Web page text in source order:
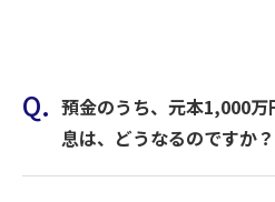
Q. 預金のうち、元本1,000
息は、どうなるのですか？